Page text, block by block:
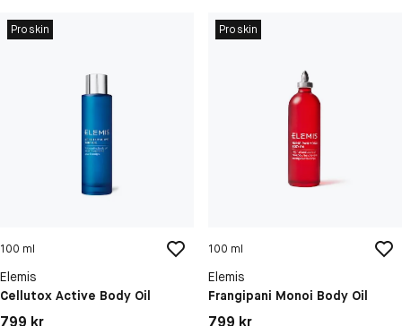
Proskin
100 ml
Elemis
Cellutox Active Body Oil
Pris: 799 kr
799 kr
Proskin
100 ml
Elemis
Frangipani Monoi Body Oil
Pris: 799 kr
799 kr